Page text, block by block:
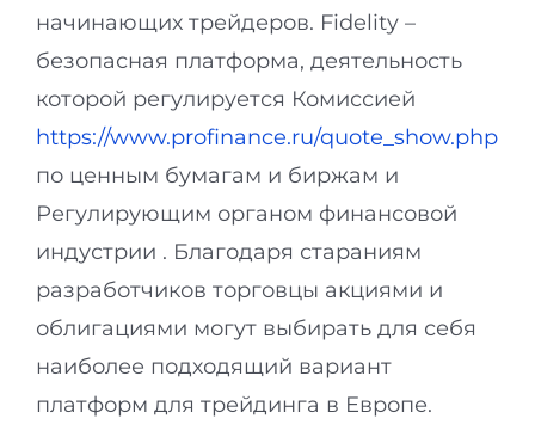
начинающих трейдеров. Fidelity –
безопасная платформа, деятельность
которой регулируется Комиссией
https://www.profinance.ru/quote_show.php
по ценным бумагам и биржам и
Регулирующим органом финансовой
индустрии . Благодаря стараниям
разработчиков торговцы акциями и
облигациями могут выбирать для себя
наиболее подходящий вариант
платформ для трейдинга в Европе.